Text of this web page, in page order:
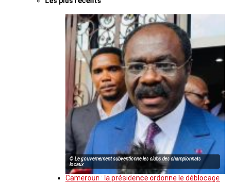
© Le gouvernement subventionne les clubs des championnats
locaux
Cameroun : la présidence ordonne le déblocage